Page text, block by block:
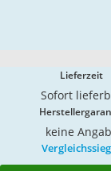
Lieferzeit
Sofort
keine